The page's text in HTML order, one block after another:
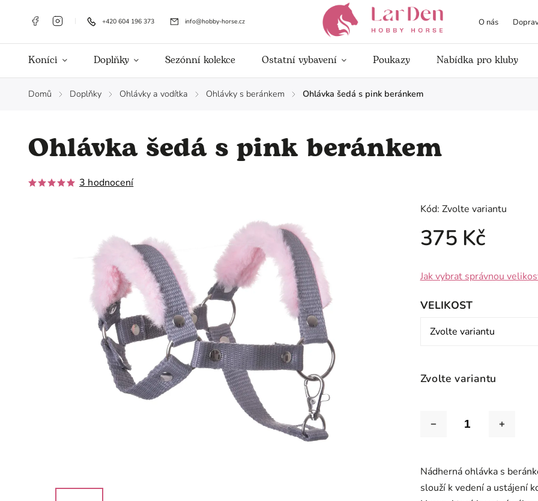
+420 604 196 373 info@hobby-horse.cz O nás
Koníci Doplňky Sezónní kolekce Ostatní vybavení Poukazy Nabídka pro kluby
Domů / Doplňky / Ohlávky a vodítka / Ohlávky s beránkem / Ohlávka šedá s pink beránkem
Ohlávka šedá s pink beránkem
3 hodnocení
Kód: Zvolte variantu
375 Kč
Zvolte variantu
Jak vybrat správnou
VELIKOST
Nádherná ohlávka s
slouží k vedení a ustájení